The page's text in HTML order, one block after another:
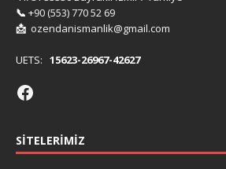
📞 +90 (553) 770 52 69
📩 ozendanismanlik@gmail.com
UETS: 15623-26967-42627
SITELERIMIZ